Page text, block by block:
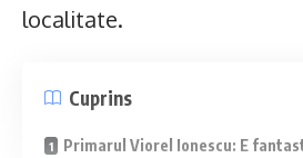
localitate.
Cuprins
Primarul Viorel Ionescu: E